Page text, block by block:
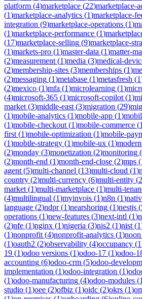
platform (4)marketplace (22)marketplace-
(1)marketplace-analytics (1)marketplace-
integration (9)marketplace-operations (1)
(1)marketplace-performance (1)
(17)marketplace-selling (9)marketplace-
(1)markets-pro (1)master-data (1)matter-
(2)measurement (1)media (3)medical-
(2)membership-sites (3)memberships (1)
(2)messaging (1)metabase (1)metasfresh (1
(2)mexico (1)mfa (1)microlearning (1)
(4)microsoft-365 (1)microsoft-copilot (1)
market (3)middle-east (3)migration (29)
(1)mobile-analytics (1)mobile-app (1)
(1)mobile-checkout (1)mobile-commerce (
first (1)mobile-optimization (1)mobile-
(1)mobile-strategy (1)mobile-ux (1)
(2)monday (3)monetization (2)monitoring (
(2)month-end (1)month-end-close (2)mps (
agent (5)multi-channel (13)multi-cloud (1)
country (2)multi-currency (6)multi-entity (2
market (1)multi-marketplace (1)multi-
(4)multilingual (1)myinvois (1)n8n (1)
language (2)ndpr(1)nearshoring (1)nestjs (
operations (1)new-features (3)next-intl (1)
(2)nfe (1)nginx (1)nigeria (3)nis2 (1)nist (1
(1)nonprofit (4)nonprofit-analytics (1)noon
(1)oauth2 (2)observability (4)occupancy (1
19 (1)odoo versions (1)odoo-17 (1)odoo-
accounting (6)odoo-crm (5)odoo-
implementation (1)odoo-integration (1)
(1)odoo-manufacturing (4)odoo-modules (1
studio (1)oee (2)ofbiz (1)oidc (2)okrs (1)